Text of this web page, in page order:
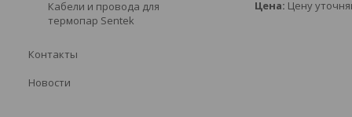
Цена: Цену
Кабели и провода для
термопар Sentek
Контакты
Новости